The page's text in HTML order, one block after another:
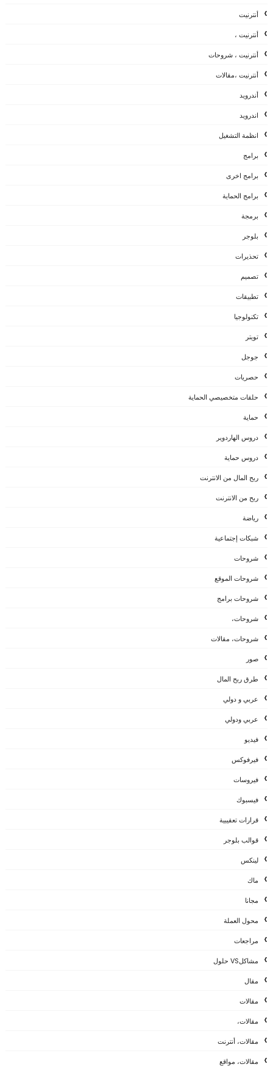
أنترنيت
أنترنيت ،
أنترنيت ، شروحات
أنترنيت ،مقالات
أندرويد
اندرويد
انظمة التشغيل
برامج
برامج اخرى
برامج الحماية
برمجة
بلوجر
تحذيرات
تصميم
تطبيقات
تكنولوجيا
تويتر
جوجل
حصريات
حلقات متخصيصي الحماية
حماية
دروس الهاردوير
دروس حماية
ربح المال من الانترنت
ربح من الانترنت
رياضة
شبكات إجتماعية
شروحات
شروحات الموقع
شروحات برامج
شروحات،
شروحات، مقالات
صور
طرق ربح المال
عربي و دولي
عربي ودولي
فيديو
فيرفوكس
فيروسات
فيسبوك
قرارات تعقيبية
قوالب بلوجر
لينكس
ماك
مجانا
محول العملة
مراجعات
مشاكلVS حلول
مقال
مقالات
مقالات،
مقالات، أنترنت
مقالات، مواقع